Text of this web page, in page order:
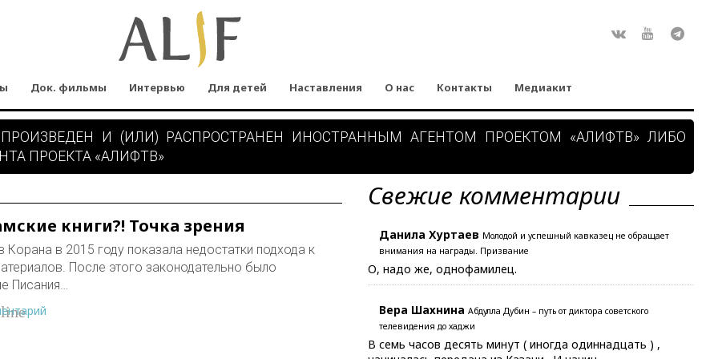
Док. фильмы Интервью Для детей Наставления О нас Контакты Медиакит
И (ИЛИ) РАСПРОСТРАНЕН ИНОСТРАННЫМ АГЕНТОМ ПРОЕКТОМ «АЛИФТВ» ЛИБО
ПРОЕКТА «АЛИФТВ»
книги?! Точка зрения
Корана в 2015 году показала недостатки подхода к
После этого законодательно было
Писания…
Свежие комментарии
Данила Хуртаев Молодой и успешный кавказец не обращает
внимания на награды. Призвание
О, надо же, однофамилец.
Вера Шахнина Абдулла Дубин – путь от диктора советского
телевидения до хаджи
В семь часов десять минут ( иногда одиннадцать ) ,